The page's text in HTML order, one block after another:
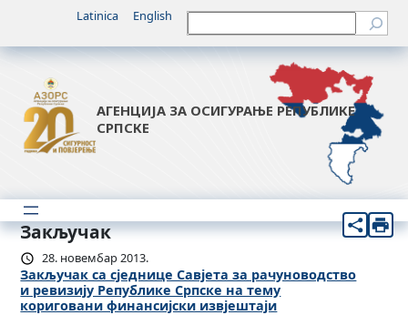
Latinica English Претрага
АГЕНЦИЈА ЗА ОСИГУРАЊЕ РЕПУБЛИКЕ
СРПСКЕ
Закључак
28. новембар 2013.
Закључак са сједнице Савјета за рачуноводство
и ревизију Републике Српске на тему
кориговани финансијски извјештаји